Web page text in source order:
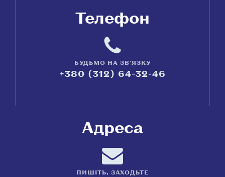
Телефон
БУДЬМО НА ЗВ'ЯЗКУ
+380 (312) 64-32-46
Адреса
ПИШІТЬ, ЗАХОДЬТЕ